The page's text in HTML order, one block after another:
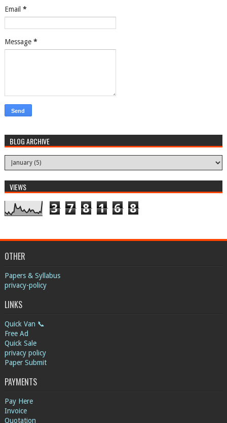
Email *
Message *
BLOG ARCHIVE
VIEWS
3 7 8 1 6 8
OTHER
Papers & Syllabus
privacy-policy
LINKS
Quick Van 📞
Free Ad
Quick Sale
privacy policy
Paper Submit
PAYMENTS
Pay Here
Invoice
Quotation